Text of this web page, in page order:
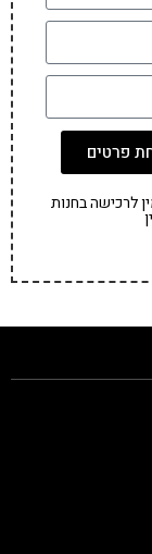
פרטים
לרכישה בחנות